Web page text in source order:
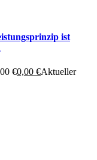
ist
€0,00 €Aktueller